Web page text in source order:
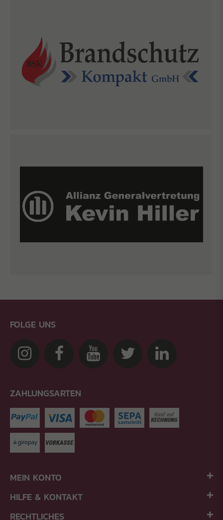
FOLGE UNS
ZAHLUNGSARTEN
MEIN KONTO
HILFE & KONTAKT
RECHTLICHES